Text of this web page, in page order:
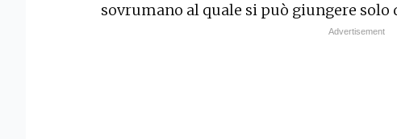
sovrumano al quale si può giungere solo